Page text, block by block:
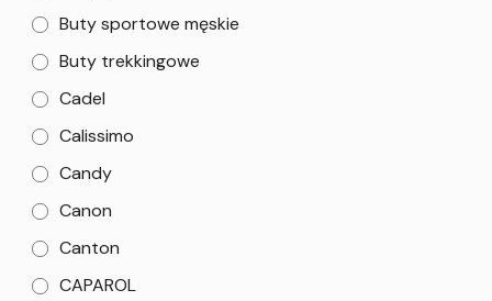
Buty sportowe męskie
Buty trekkingowe
Cadel
Calissimo
Candy
Canon
Canton
CAPAROL